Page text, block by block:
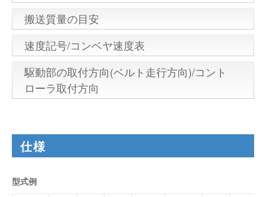
搬送質量の目安
速度記号/コンベヤ速度表
駆動部の取付方向(ベルト走行方向)/コント
ローラ取付方向
仕様
型式例